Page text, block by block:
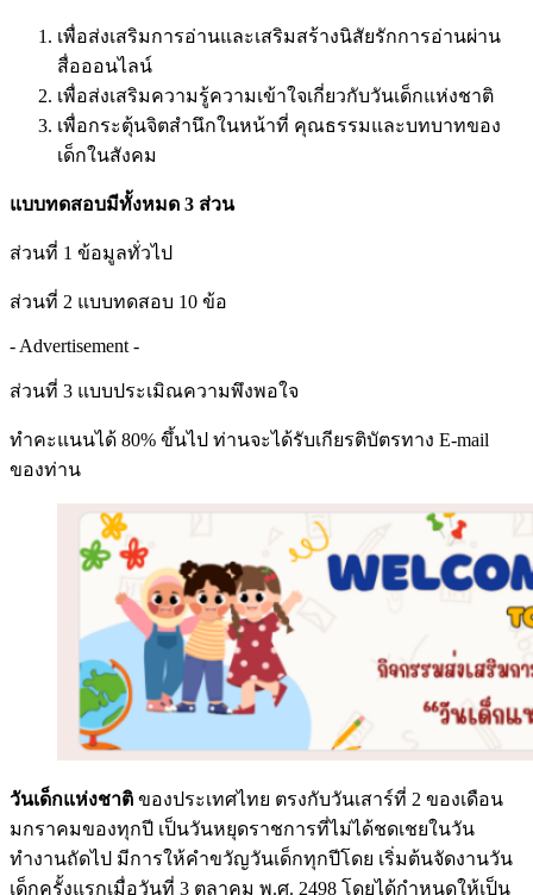
เพื่อส่งเสริมการอ่านและเสริมสร้างนิสัยรักการอ่านผ่าน
สื่อออนไลน์
เพื่อส่งเสริมความรู้ความเข้าใจเกี่ยวกับวันเด็กแห่งชาติ
เพื่อกระตุ้นจิตสำนึกในหน้าที่ คุณธรรมและบทบาทของ
เด็กในสังคม
แบบทดสอบมีทั้งหมด 3 ส่วน
ส่วนที่ 1 ข้อมูลทั่วไป
ส่วนที่ 2 แบบทดสอบ 10 ข้อ
- Advertisement -
ส่วนที่ 3 แบบประเมิณความพึงพอใจ
ทำคะแนนได้ 80% ขึ้นไป ท่านจะได้รับเกียรติบัตรทาง E-mail
ของท่าน
วันเด็กแห่งชาติ ของประเทศไทย ตรงกับวันเสาร์ที่ 2 ของเดือน
มกราคมของทุกปี เป็นวันหยุดราชการที่ไม่ได้ชดเชยในวัน
ทำงานถัดไป มีการให้คำขวัญวันเด็กทุกปีโดย เริ่มต้นจัดงานวัน
เด็กครั้งแรกเมื่อวันที่ 3 ตุลาคม พ.ศ. 2498 โดยได้กำหนดให้เป็น